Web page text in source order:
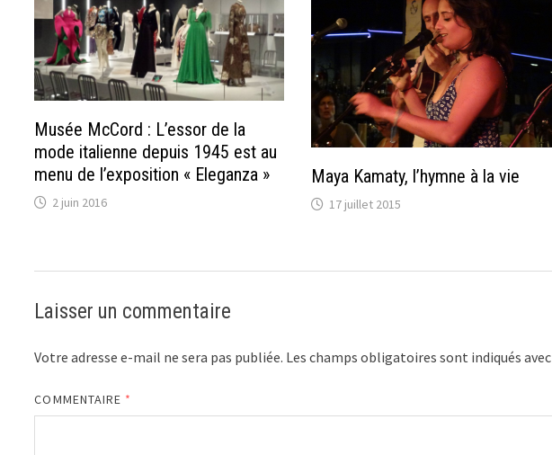
Musée McCord : L’essor de la
mode italienne depuis 1945 est au
menu de l’exposition « Eleganza »
2 juin 2016
Maya Kamaty, l’hymne à la vie
17 juillet 2015
Laisser un commentaire
Votre adresse e-mail ne sera pas publiée. Les champs obligatoires sont indiqués avec
COMMENTAIRE *